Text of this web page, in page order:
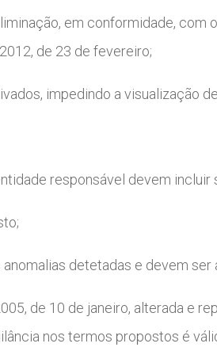
em conformidade, com
de 23 de fevereiro;
impedindo a visualização
responsável devem
detetadas e devem ser
de 10 de janeiro, alterada e
nos termos propostos é